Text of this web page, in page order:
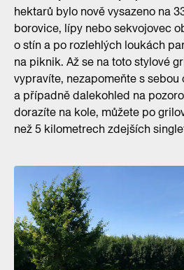
hektarů bylo nově vysazeno na
borovice, lípy nebo sekvojovec
o stín a po rozlehlých loukách
na piknik. Až se na toto stylové
vypravíte, nezapomeňte s sebou
a případně dalekohled na
dorazíte na kole, můžete po
než 5 kilometrech zdejších